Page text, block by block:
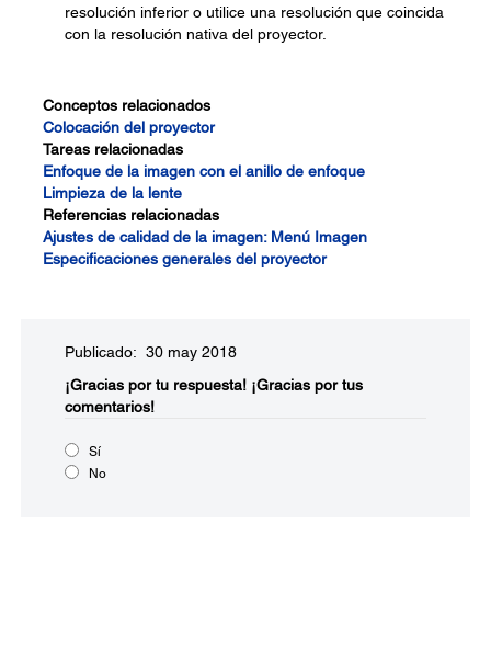
resolución inferior o utilice una resolución que coincida
con la resolución nativa del proyector.
Conceptos relacionados
Colocación del proyector
Tareas relacionadas
Enfoque de la imagen con el anillo de enfoque
Limpieza de la lente
Referencias relacionadas
Ajustes de calidad de la imagen: Menú Imagen
Especificaciones generales del proyector
Publicado: 30 may 2018
¡Gracias por tu respuesta! ¡Gracias por tus
comentarios!
Sí
No